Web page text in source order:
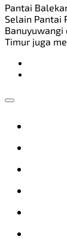
Pantai
Selain Pantai
Banuyuwangi
Timur juga